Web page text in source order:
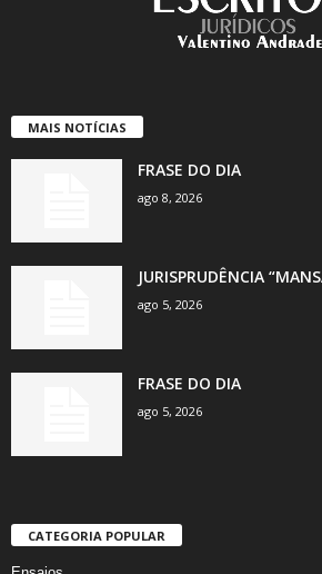
MAIS NOTÍCIAS
FRASE DO DIA
ago 8, 2026
JURISPRUDÊNCIA
ago 5, 2026
FRASE DO DIA
ago 5, 2026
CATEGORIA POPULAR